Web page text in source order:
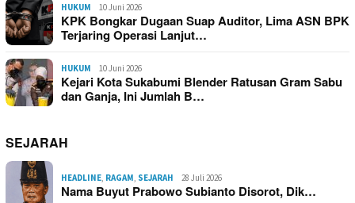
HUKUM 10 Juni 2026
KPK Bongkar Dugaan Suap Auditor, Lima ASN BPK
Terjaring Operasi Lanjut…
HUKUM 10 Juni 2026
Kejari Kota Sukabumi Blender Ratusan Gram Sabu
dan Ganja, Ini Jumlah B…
SEJARAH
HEADLINE RAGAM SEJARAH 28 Juli 2026
Nama Buyut Prabowo Subianto Disorot, Dik…